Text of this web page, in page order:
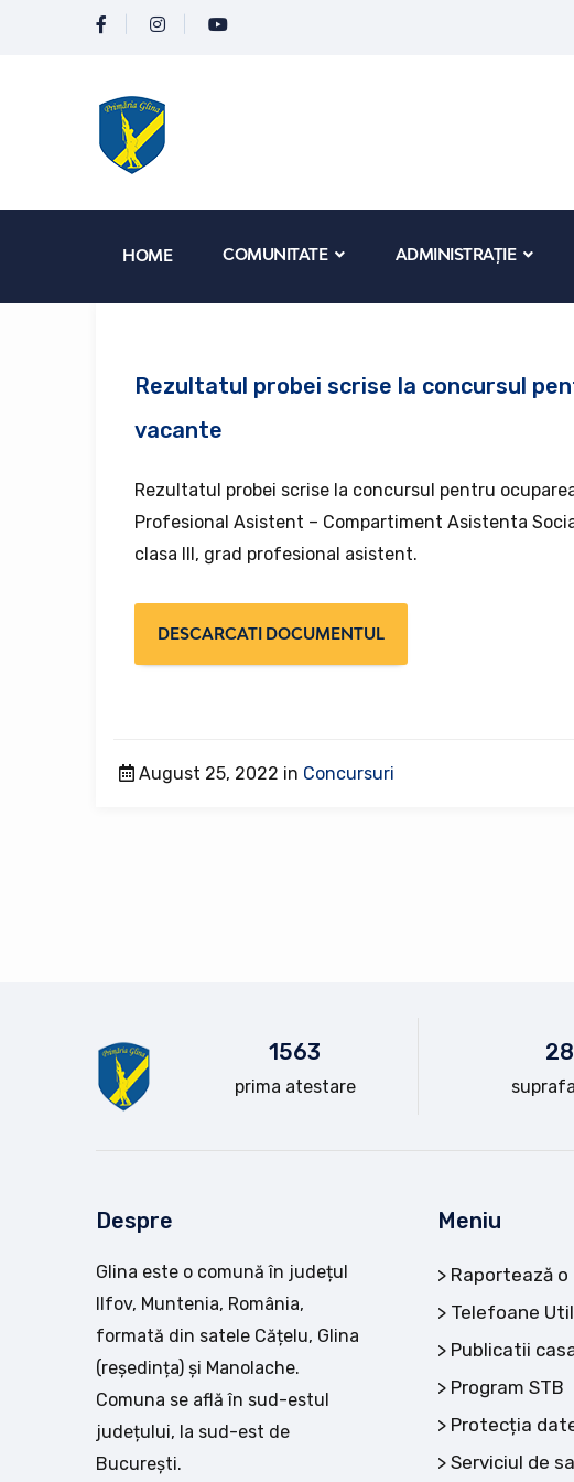
HOME COMUNITATE ADMINISTRAȚIE
Rezultatul probei scrise la concursul
vacante
Rezultatul probei scrise la concursul pentru
Profesional Asistent – Compartiment Asistenta
clasa III, grad profesional asistent.
DESCARCATI DOCUMENTUL
August 25, 2022 in Concursuri
1563
prima atestare
28
Despre
Glina este o comună în județul
Ilfov, Muntenia, România,
formată din satele Cățelu, Glina
(reședința) și Manolache.
Comuna se află în sud-estul
județului, la sud-est de
București.
Meniu
Raportează o
Telefoane
Publicatii
Program STB
Protecția
Serviciul de